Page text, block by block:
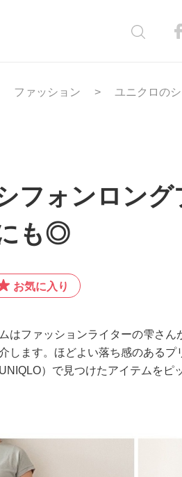
ファッション ユニクロの
フォンロン
も◎
お気に入り
はファッションライターの雫さ
します。ほどよい落ち感のある
）で見つけたアイテムをピ